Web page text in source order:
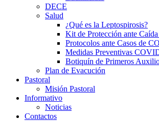
DECE
Salud
¿Qué es la Leptospirosis?
Kit de Protección ante
Protocolos ante Casos de
Medidas Preventivas
Botiquín de Primeros
Plan de Evacución
Pastoral
Misión Pastoral
Informativo
Noticias
Contactos